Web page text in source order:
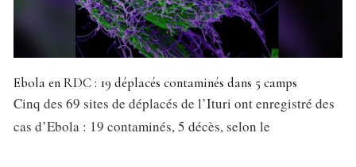
Ebola en RDC : 19 déplacés contaminés dans 5 camps
Cinq des 69 sites de déplacés de l’Ituri ont enregistré des
cas d’Ebola : 19 contaminés, 5 décès, selon le